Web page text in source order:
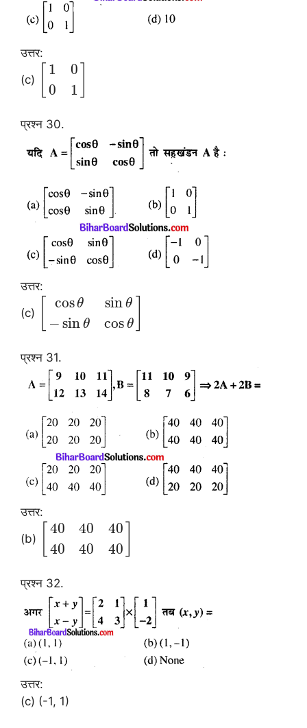
उत्तर:
(c)
1
0
0
1
प्रश्न 30.
उत्तर:
(c)
cosθ
− sin θ
sin θ
cos θ
प्रश्न 31.
उत्तर:
(b)
40
40
40
40
40
40
प्रश्न 32.
उत्तर:
(c) (-1, 1)